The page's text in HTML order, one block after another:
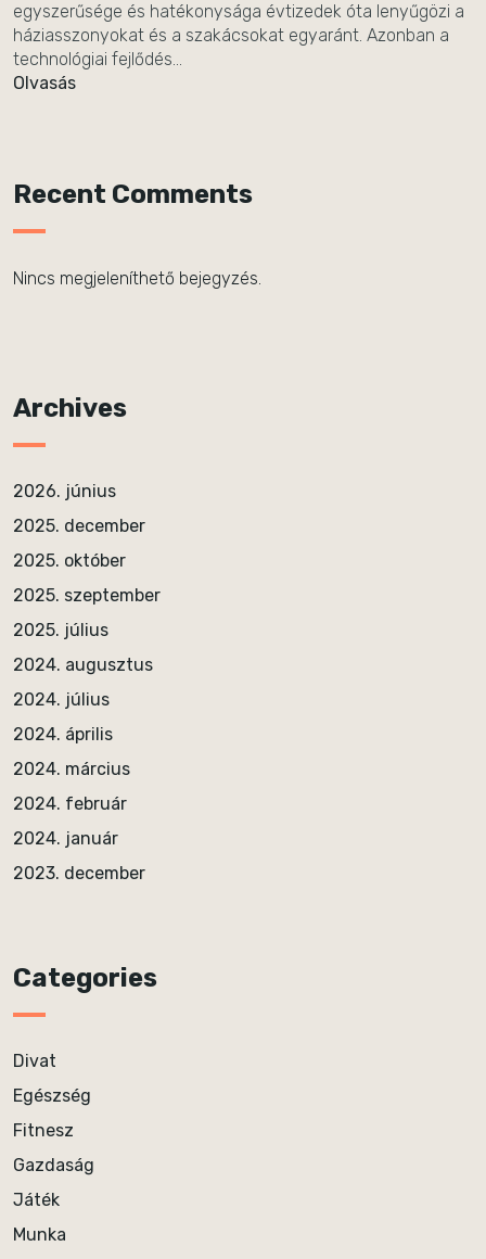
egyszerűsége és hatékonysága évtizedek óta lenyűgözi a
háziasszonyokat és a szakácsokat egyaránt. Azonban a
technológiai fejlődés...
Olvasás
Recent Comments
Nincs megjeleníthető bejegyzés.
Archives
2026. június
2025. december
2025. október
2025. szeptember
2025. július
2024. augusztus
2024. július
2024. április
2024. március
2024. február
2024. január
2023. december
Categories
Divat
Egészség
Fitnesz
Gazdaság
Játék
Munka